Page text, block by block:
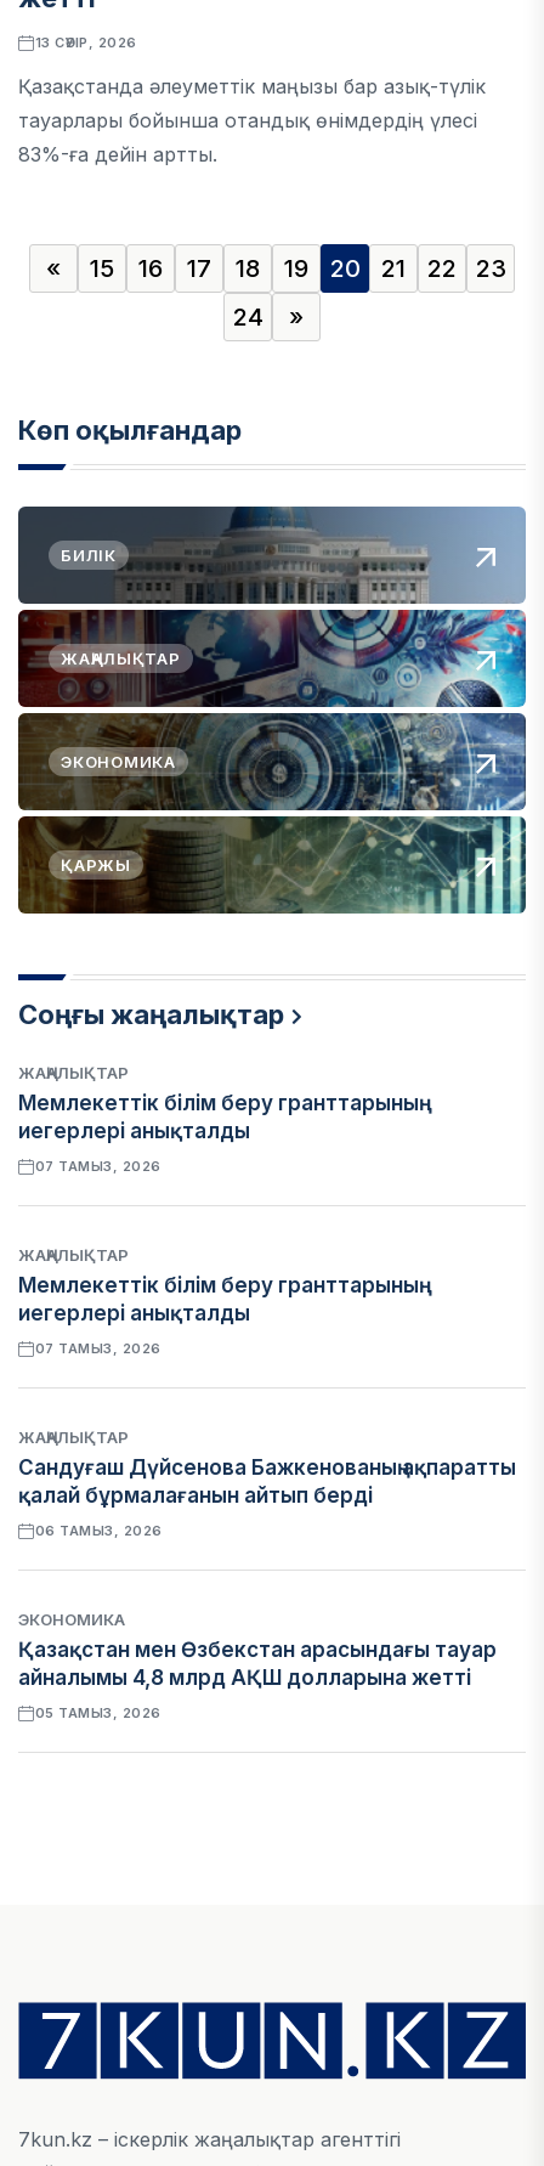
13 СӘУІР, 2026
Қазақстанда әлеуметтік маңызы бар азық-түлік
тауарлары бойынша отандық өнімдердің үлесі
83%-ға дейін артты.
« 15 16 17 18 19 20 21 22
23
24
»
Көп оқылғандар
БИЛІК
ЖАҢАЛЫҚТАР
ЭКОНОМИКА
ҚАРЖЫ
Соңғы жаңалықтар
ЖАҢАЛЫҚТАР
Мемлекеттік білім беру гранттарының
иегерлері анықталды
07 ТАМЫЗ, 2026
ЖАҢАЛЫҚТАР
Мемлекеттік білім беру гранттарының
иегерлері анықталды
07 ТАМЫЗ, 2026
ЖАҢАЛЫҚТАР
Сандуғаш Дүйсенова Бажкенованың ақпаратты
қалай бұрмалағанын айтып берді
06 ТАМЫЗ, 2026
ЭКОНОМИКА
Қазақстан мен Өзбекстан арасындағы тауар
айналымы 4,8 млрд АҚШ долларына жетті
05 ТАМЫЗ, 2026
БИЛІК
«Бәйтерек» холдингінің инвестициялық және
кредиттік портфелі 14,3 трлн теңгеге жетті
7kun.kz – іскерлік жаңалықтар агенттігі